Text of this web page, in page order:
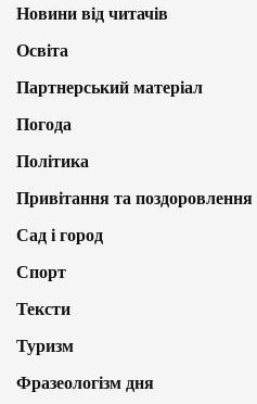
Новини від читачів
Освіта
Партнерський матеріал
Погода
Політика
Привітання та поздоровлення
Сад і город
Спорт
Тексти
Туризм
Фразеологізм дня